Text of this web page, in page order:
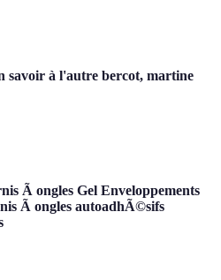
savoir à l'autre bercot, martine
Ã ongles Gel Enveloppements
Ã ongles autoadhÃ©sifs